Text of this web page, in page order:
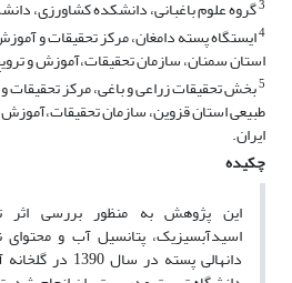
3گروه علوم باغبانی، دانشکده کشاورزی،
4ایستگاه پسته دامغان، مرکز تحقیقات و
استان سمنان، سازمان تحقیقات،آموزش و
5بخش تحقیقات زراعی و باغی، مرکز تحقیقات
طبیعی استان قزوین، سازمان
ایران.
چکیده
این پژوهش به منظور بررسی
اسیدآبسیزیک، پتانسیل آب و
دانهالی پسته در